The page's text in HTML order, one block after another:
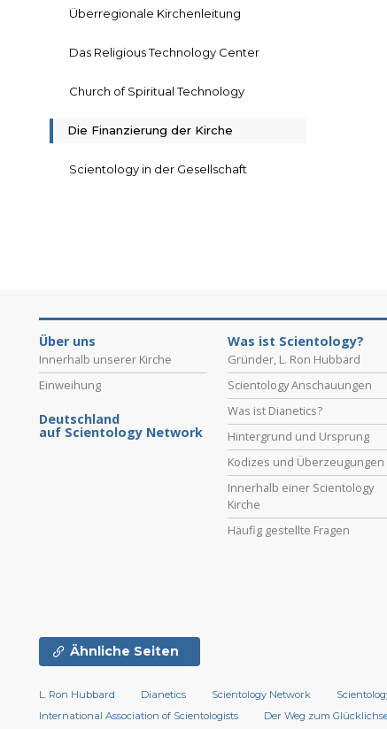
Überregionale Kirchenleitung
Das Religious Technology Center
Church of Spiritual Technology
Die Finanzierung der Kirche
Scientology in der Gesellschaft
Über uns
Innerhalb unserer Kirche
Einweihung
Deutschland
auf Scientology Network
Was ist Scientology?
Gründer, L. Ron Hubbard
Scientology Anschauungen
Was ist Dianetics?
Hintergrund und Ursprung
Kodizes und Überzeugungen
Innerhalb einer Scientology
Kirche
Häufig gestellte Fragen
Ähnliche Seiten
L. Ron Hubbard Dianetics Scientology Network
International Association of Scientologists
Der Weg zum